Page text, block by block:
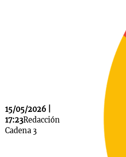
15/05/2026 |
17:23Redacción
Cadena 3